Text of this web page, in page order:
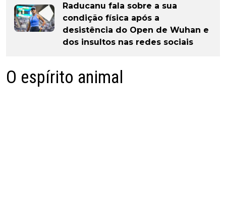
Raducanu fala sobre a sua
condição física após a
desistência do Open de Wuhan e
dos insultos nas redes sociais
O espírito animal